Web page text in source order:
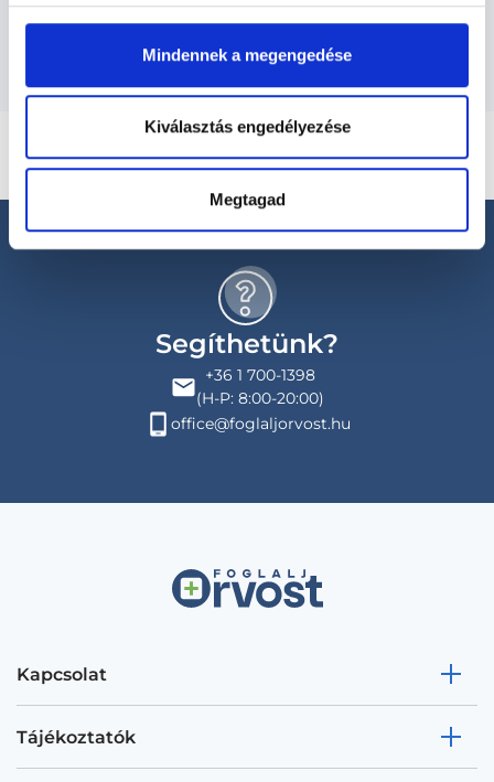
Mindennek a megengedése
Kiválasztás engedélyezése
Megtagad
Szolgáltatások
Segíthetünk?
+36 1 700-1398
(H-P: 8:00-20:00)
office@foglaljorvost.hu
Kapcsolat
Tájékoztatók